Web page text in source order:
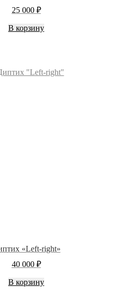
25 000 ₽
В корзину
«Left-right»
40 000 ₽
В корзину